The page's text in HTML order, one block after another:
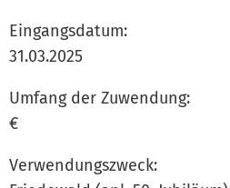
Eingangsdatum:
Umfang der Zuwendung:
€
Verwendungszweck: